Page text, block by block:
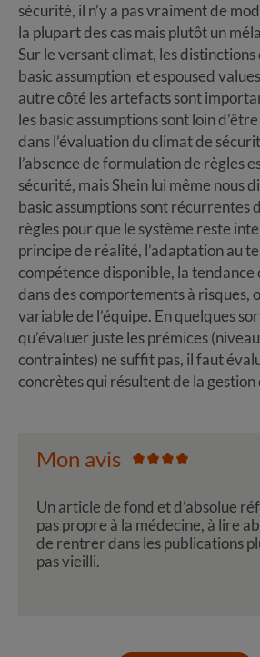
sécurité, il n’y a pas vraiment de
la plupart des cas mais plutôt un
Sur le versant climat, les distinctions
basic assumption et espoused
autre côté les artefacts sont
les basic assumptions sont loin
dans l’évaluation du climat de
l’absence de formulation de règles
sécurité, mais Shein lui même nous
basic assumptions sont récurrentes
règles pour que le système reste
principe de réalité, l’adaptation au
compétence disponible, la tendance
dans des comportements à risques,
variable de l’équipe. En quelques
qu’évaluer juste les prémices
contraintes) ne suffit pas, il faut
concrètes qui résultent de la gestion
Mon avis
Un article de fond et d’absolue
pas propre à la médecine, à lire
de rentrer dans les publications
pas vieilli.